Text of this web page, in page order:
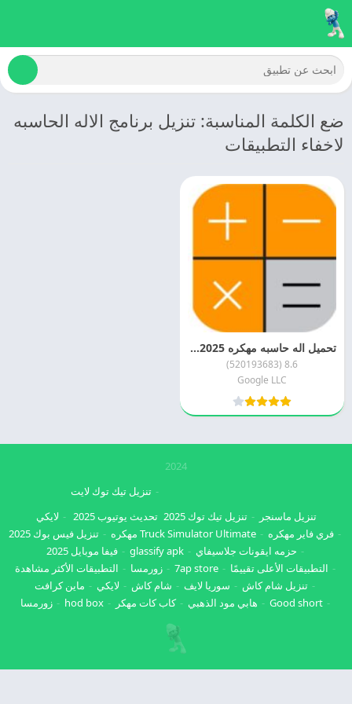
ضع الكلمة المناسبة: تنزيل برنامج الاله الحاسبه
لاخفاء التطبيقات
تحميل اله حاسبه مهكره 2025 Calculator اخر تحديث مجانا
8.6 (520193683)
Google LLC
2024
تنزيل ماسنجر تنزيل تيك توك 2025
تنزيل تيك توك لايت
تحديث يوتيوب 2025
لايكي
فري فاير مهكره
Truck Simulator Ultimate مهكره
تنزيل فيس بوك 2025
حزمه ايقونات جلاسيفاي
glassify apk
فيفا موبايل 2025
التطبيقات الأعلى تقييمًا
7ap store زورمسا
التطبيقات الأكثر مشاهدة
تنزيل شام كاش
سوريا لايف شام كاش لايكي
ماين كرافت
Good short
هابي مود الذهبي كاب كات مهكر hod box زورمسا